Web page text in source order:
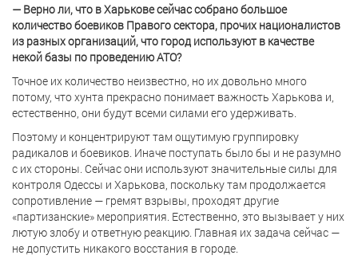
— Верно ли, что в Харькове сейчас собрано большое
количество боевиков Правого сектора, прочих националистов
из разных организаций, что город используют в качестве
некой базы по проведению АТО?
Точное их количество неизвестно, но их довольно много
потому, что хунта прекрасно понимает важность Харькова и,
естественно, они будут всеми силами его удерживать.
Поэтому и концентрируют там ощутимую группировку
радикалов и боевиков. Иначе поступать было бы и не разумно
с их стороны. Сейчас они используют значительные силы для
контроля Одессы и Харькова, поскольку там продолжается
сопротивление — гремят взрывы, проходят другие
«партизанские» мероприятия. Естественно, это вызывает у них
лютую злобу и ответную реакцию. Главная их задача сейчас —
не допустить никакого восстания в городе.